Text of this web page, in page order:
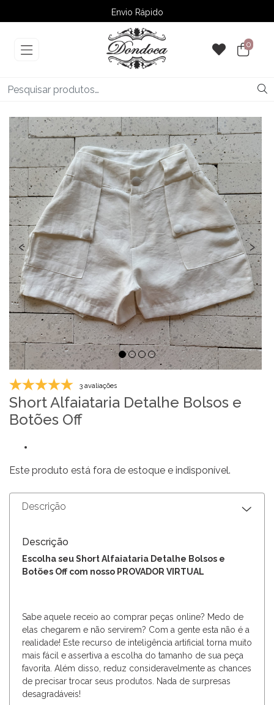
Envio Rápido
➚ Ofertas– Até 60% OFF
0
‹ ›
3 avaliações
Short Alfaiataria Detalhe Bolsos e
Botões Off
Este produto está fora de estoque e indisponível.
Descrição
Descrição
Escolha seu Short Alfaiataria Detalhe Bolsos e
Botões Off com nosso PROVADOR VIRTUAL
Sabe aquele receio ao comprar peças online? Medo de
elas chegarem e não servirem? Com a gente esta não é a
realidade! Este recurso de inteligência artificial torna muito
mais fácil e assertiva a escolha do tamanho de sua peça
favorita. Além disso, reduz consideravelmente as chances
de precisar trocar seus produtos. Nada de surpresas
desagradáveis!